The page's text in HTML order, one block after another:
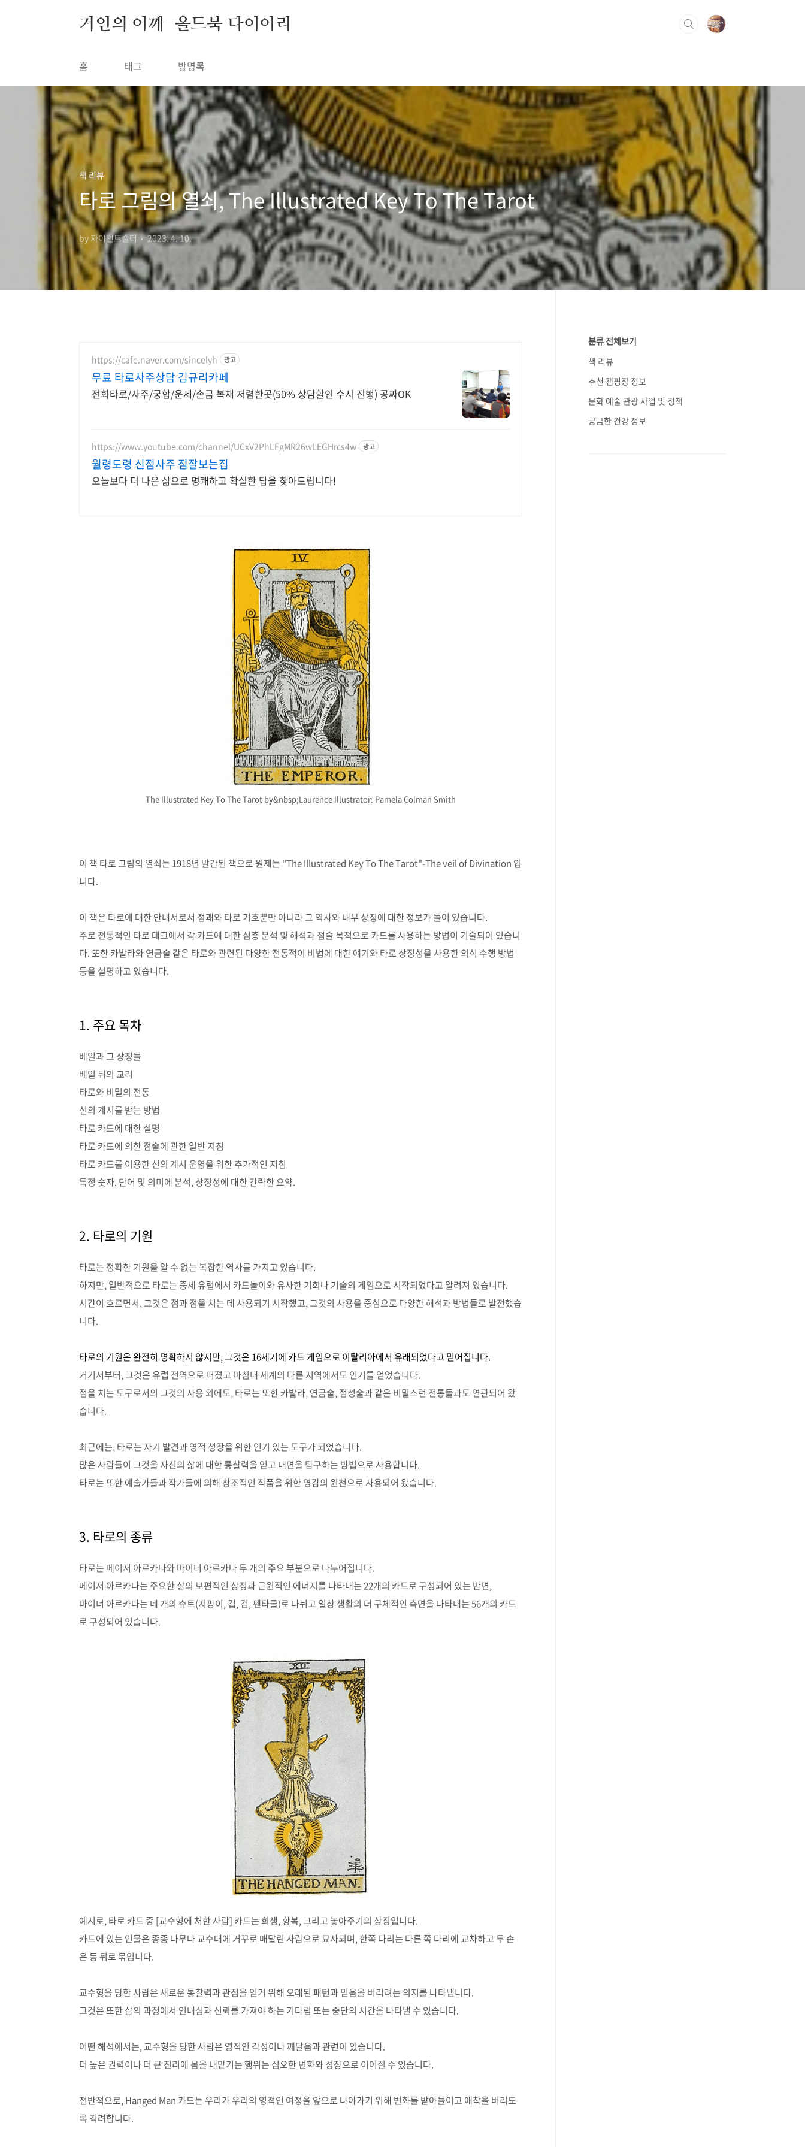
거인의 어깨-올드북 다이어리
홈 태그 방명록
책 리뷰
타로 그림의 열쇠, The Illustrated Key To The Tarot
by 자이언트숄더 2023. 4. 10.
https://cafe.naver.com/sincelyh 광고
무료 타로사주상담 김규리카페
전화타로/사주/궁합/운세/손금 복채 저렴한곳(50% 상담할인 수시 진행) 공짜OK
https://www.youtube.com/channel/UCxV2PhLFgMR26wLEGHrcs4w 광고
월령도령 신점사주 점잘보는집
오늘보다 더 나은 삶으로 명쾌하고 확실한 답을 찾아드립니다!
The Illustrated Key To The Tarot by&nbsp;Laurence Illustrator: Pamela Colman Smith
이 책 타로 그림의 열쇠는 1918년 발간된 책으로 원제는 "The Illustrated Key To The Tarot"-The veil of Divination 입
니다.
이 책은 타로에 대한 안내서로서 점괘와 타로 기호뿐만 아니라 그 역사와 내부 상징에 대한 정보가 들어 있습니다.
주로 전통적인 타로 데크에서 각 카드에 대한 심층 분석 및 해석과 점술 목적으로 카드를 사용하는 방법이 기술되어 있습니
다. 또한 카발라와 연금술 같은 타로와 관련된 다양한 전통적이 비법에 대한 얘기와 타로 상징성을 사용한 의식 수행 방법
등을 설명하고 있습니다.
1. 주요 목차
베일과 그 상징들
베일 뒤의 교리
타로와 비밀의 전통
신의 계시를 받는 방법
타로 카드에 대한 설명
타로 카드에 의한 점술에 관한 일반 지침
타로 카드를 이용한 신의 계시 운영을 위한 추가적인 지침
특정 숫자, 단어 및 의미에 분석, 상징성에 대한 간략한 요약.
2. 타로의 기원
타로는 정확한 기원을 알 수 없는 복잡한 역사를 가지고 있습니다.
하지만, 일반적으로 타로는 중세 유럽에서 카드놀이와 유사한 기회나 기술의 게임으로 시작되었다고 알려져 있습니다.
시간이 흐르면서, 그것은 점과 점을 치는 데 사용되기 시작했고, 그것의 사용을 중심으로 다양한 해석과 방법들로 발전했습
니다.
타로의 기원은 완전히 명확하지 않지만, 그것은 16세기에 카드 게임으로 이탈리아에서 유래되었다고 믿어집니다.
거기서부터, 그것은 유럽 전역으로 퍼졌고 마침내 세계의 다른 지역에서도 인기를 얻었습니다.
점을 치는 도구로서의 그것의 사용 외에도, 타로는 또한 카발라, 연금술, 점성술과 같은 비밀스런 전통들과도 연관되어 왔
습니다.
최근에는, 타로는 자기 발견과 영적 성장을 위한 인기 있는 도구가 되었습니다.
많은 사람들이 그것을 자신의 삶에 대한 통찰력을 얻고 내면을 탐구하는 방법으로 사용합니다.
타로는 또한 예술가들과 작가들에 의해 창조적인 작품을 위한 영감의 원천으로 사용되어 왔습니다.
3. 타로의 종류
타로는 메이저 아르카나와 마이너 아르카나 두 개의 주요 부분으로 나누어집니다.
메이저 아르카나는 주요한 삶의 보편적인 상징과 근원적인 에너지를 나타내는22개의 카드로 구성되어 있는 반면,
마이너 아르카나는 네 개의 슈트(지팡이, 컵, 검, 펜타클)로 나뉘고 일상 생활의 더 구체적인 측면을 나타내는56개의 카드
로 구성되어 있습니다.
예시로, 타로 카드 중 [교수형에 처한 사람] 카드는 희생,항복, 그리고 놓아주기의 상징입니다.
카드에 있는 인물은 종종 나무나 교수대에 거꾸로 매달린 사람으로 묘사되며,한쪽 다리는 다른 쪽 다리에 교차하고 두 손
은 등 뒤로 묶입니다.
교수형을 당한 사람은 새로운 통찰력과 관점을 얻기 위해 오래된 패턴과 믿음을 버리려는 의지를 나타냅니다.
그것은 또한 삶의 과정에서 인내심과 신뢰를 가져야 하는 기다림 또는 중단의 시간을 나타낼 수 있습니다.
어떤 해석에서는,교수형을 당한 사람은 영적인 각성이나 깨달음과 관련이 있습니다.
더 높은 권력이나 더 큰 진리에 몸을 내맡기는 행위는 심오한 변화와 성장으로 이어질 수 있습니다.
전반적으로, Hanged Man 카드는 우리가 우리의 영적인 여정을 앞으로 나아가기 위해 변화를 받아들이고 애착을 버리도
록 격려합니다.
분류 전체보기
책 리뷰
추천 캠핑장 정보
문화 예술 관광 사업 및 정책
궁금한 건강 정보